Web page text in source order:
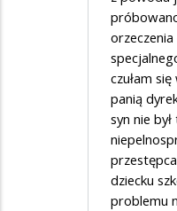
czułam
panią
syn nie
dziecku
problemu